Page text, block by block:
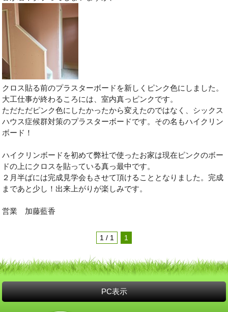
クロス貼る前のプラスターボードを新しくピンク色にしました。
大工仕事が終わるころには、室内真っピンクです。
ただただピンク色にしたかったから変えたのではなく、シックス
ハウス症候群対策のプラスターボードです。その名もハイクリン
ボード！
ハイクリンボードを初めて弊社で使ったお家は現在ピンクのボー
ドの上にクロスを貼っている真っ最中です。
２月半ばには完成見学会もさせて頂けることとなりました。完成
まであと少し！出来上がりが楽しみです。
営業 加藤藍香
1 / 1 1
PC表示